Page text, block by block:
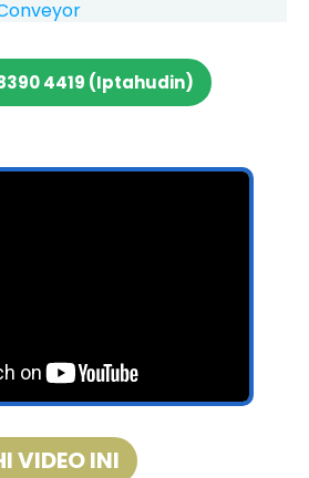
4419 (Iptahudin)
VIDEO INI